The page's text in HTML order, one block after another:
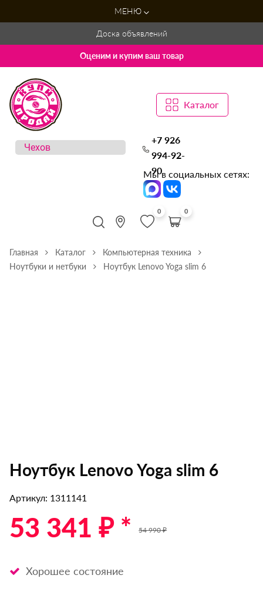
МЕНЮ
Доска объявлений
Оценим и купим ваш товар
Каталог
+7 926
994-92-
90
Мы в социальных сетях:
0 0
Главная Каталог
Компьютерная техника
Ноутбуки и нетбуки
Ноутбук Lenovo Yoga slim 6
Ноутбук Lenovo Yoga slim 6
Артикул: 1311141
53 341 ₽ * 54 990 ₽
Хорошее состояние